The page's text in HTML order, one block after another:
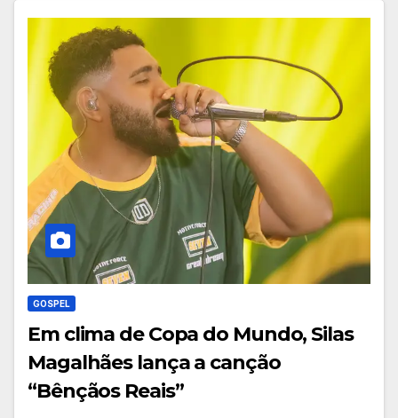
GOSPEL
Em clima de Copa do Mundo, Silas
Magalhães lança a canção
“Bênçãos Reais”